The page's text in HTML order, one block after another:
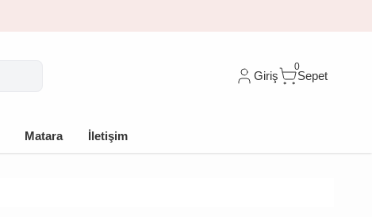
Giriş
0
Sepet
Matara İletişim